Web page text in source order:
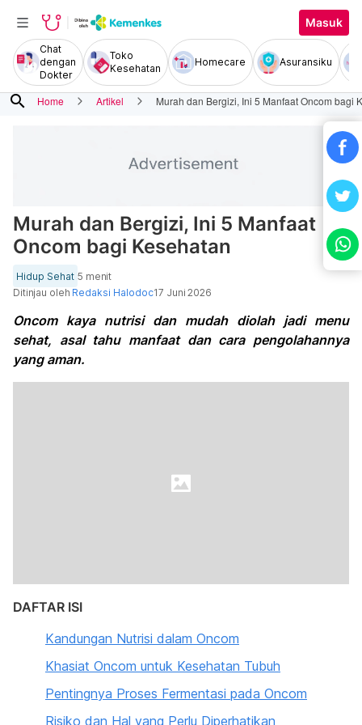
Masuk
Chat
dengan
Dokter
Toko
Kesehatan
Homecare Asuransiku
search Home Artikel Murah dan Bergizi, Ini 5 Manfaat Oncom bagi
Murah dan Bergizi, Ini 5 Manfaat
Oncom bagi Kesehatan
Hidup Sehat 5 menit
Ditinjau oleh Redaksi Halodoc17 Juni 2026
Oncom kaya nutrisi dan mudah diolah jadi menu
sehat, asal tahu manfaat dan cara pengolahannya
yang aman.
DAFTAR ISI
Kandungan Nutrisi dalam Oncom
Khasiat Oncom untuk Kesehatan Tubuh
Pentingnya Proses Fermentasi pada Oncom
Risiko dan Hal yang Perlu Diperhatikan